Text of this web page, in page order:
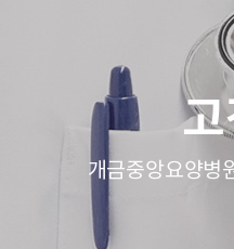
개금중앙요양병